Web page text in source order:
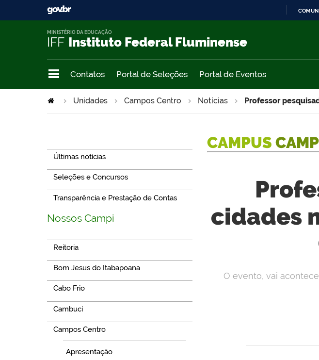
IFF Instituto Federal Fluminense
MINISTÉRIO DA EDUCAÇÃO
Contatos Portal de Seleções Portal de Eventos
Unidades Campos Centro Notícias Professor
Últimas notícias
Seleções e Concursos
Transparência e Prestação de Contas
Nossos Campi
Reitoria
Bom Jesus do Itabapoana
Cabo Frio
Cambuci
Campos Centro
Apresentação
CAMPUS
cidades
O evento, vai